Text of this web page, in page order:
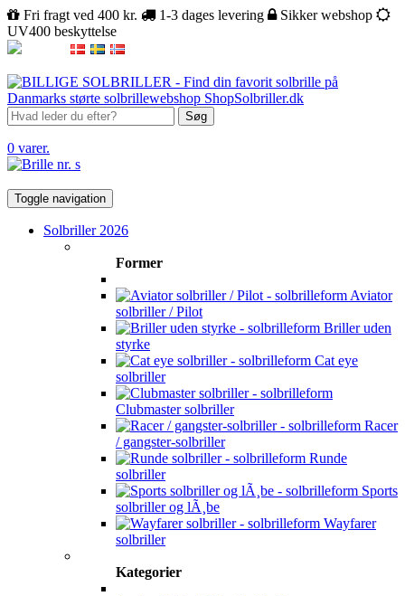
Fri fragt ved 400 kr. 1-3 dages levering
Sikker webshop
UV400 beskyttelse
Søg
0 varer.
Toggle navigation
Solbriller 2026
Former
Aviator
solbriller / Pilot
Briller uden
styrke
Cat eye
solbriller
Clubmaster solbriller
Racer
/ gangster-solbriller
Runde
solbriller
Sports
solbriller og lÃ¸be
Wayfarer
solbriller
Kategorier